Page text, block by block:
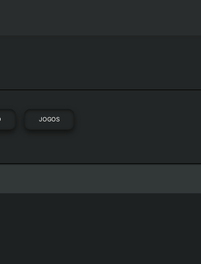
JOGOS